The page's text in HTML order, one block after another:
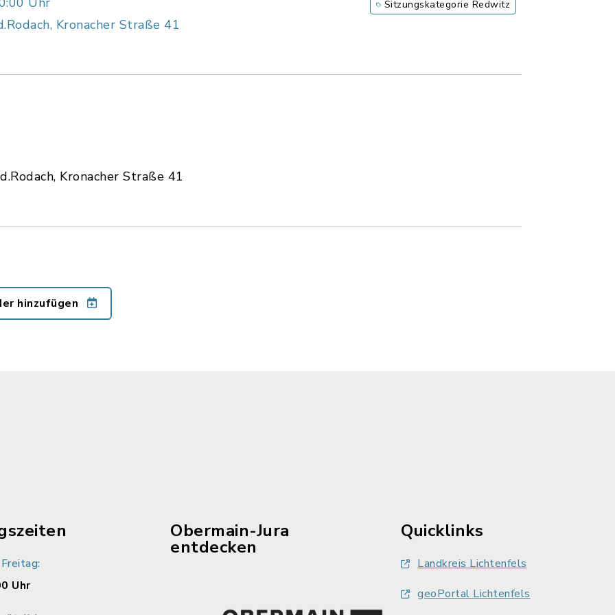
Kronacher Straße 41
Sitzungskategorie Redwitz
Kronacher Straße 41
hinzufügen
Uhr
Obermain-Jura
entdecken
Quicklinks
Landkreis Lichtenfels
geoPortal Lichtenfels